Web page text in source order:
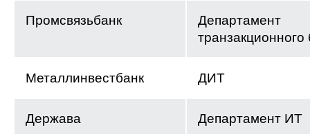
Промсвязьбанк
Департамент
транзакционного
Металлинвестбанк ДИТ
Держава Департамент ИТ